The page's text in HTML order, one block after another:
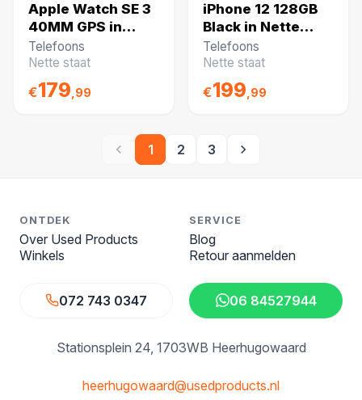
Apple Watch SE 3
40MM GPS in
Nette Staat -
Batterij 100%
Telefoons
Nette staat
€179 ,99
iPhone 12 128GB
Black in Nette
Staat - Batterij
100%
Telefoons
Nette staat
€199 ,99
1 2 3
Stationsplein 24 1703WB Heerhugowaard
ONTDEK
Over Used Products
Winkels
SERVICE
Blog
Retour aanmelden
072 743 0347 06 84527944
heerhugowaard@usedproducts.nl